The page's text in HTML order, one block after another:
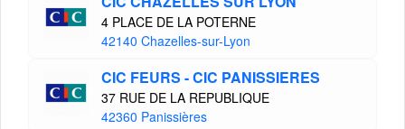
4 PLACE DE LA POTERNE
42140 Chazelles-sur-Lyon
CIC FEURS - CIC PANISSIERES
37 RUE DE LA REPUBLIQUE
42360 Panissières